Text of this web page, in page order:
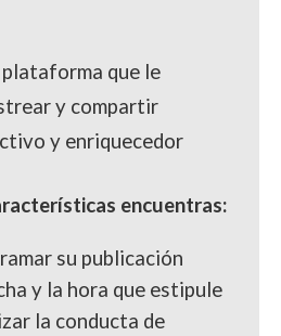
plataforma que le
y compartir
y enriquecedor
encuentras:
su publicación
y la hora que estipule
la conducta de